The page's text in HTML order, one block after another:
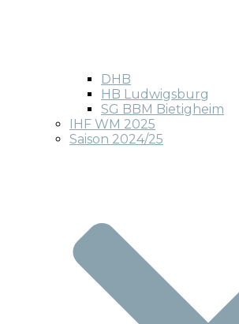
DHB
HB Ludwigsburg
SG BBM Bietigheim
IHF WM 2025
Saison 2024/25